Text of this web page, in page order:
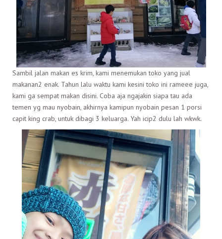
Sambil jalan makan es krim, kami menemukan toko yang jual
makanan2 enak. Tahun lalu waktu kami kesini toko ini rameee juga,
kami ga sempat makan disini. Coba aja ngajakin siapa tau ada
temen yg mau nyobain, akhirnya kamipun nyobain pesan 1 porsi
capit king crab, untuk dibagi 3 keluarga. Yah icip2 dulu lah wkwk.